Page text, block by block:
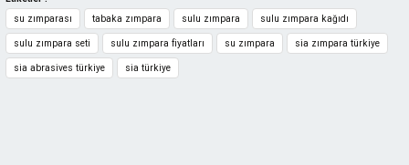
Bu ürüne benzer farklı alternatifler olmalı.
su zımparası
tabaka zımpara sulu zımpara sulu zımpara kağıdı
sulu zımpara seti sulu zımpara fiyatları su zımpara sia zımpara türkiye
sia abrasives türkiye sia türkiye